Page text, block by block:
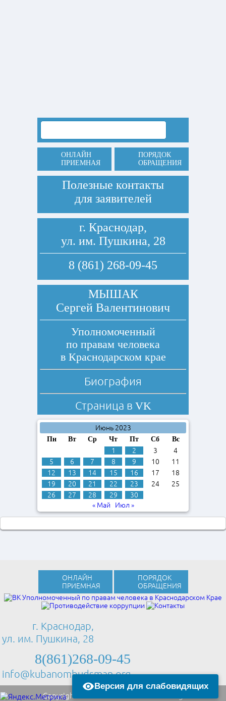
ОНЛАЙН
ПРИЕМНАЯ
ПОРЯДОК
ОБРАЩЕНИЯ
Полезные контакты
для заявителей
г. Краснодар,
ул. им. Пушкина, 28
8 (861) 268-09-45
МЫШАК
Сергей Валентинович
Уполномоченный
по правам человека
в Краснодарском крае
Биография
Страница в VK
Июнь 2023
Пн Вт Ср Чт Пт Сб Вс
1 2 3
4
5
6 7 8 9 10
11
12
13 14 15 16 17
18
19
20 21 22 23 24
25
26
27 28 29
30
« Май
Июл »
ОНЛАЙН
ПРИЕМНАЯ
ПОРЯДОК
ОБРАЩЕНИЯ
г. Краснодар,
ул. им. Пушкина, 28
8(861)268-09-45
info@kubanombudsman.org
Copyright © 2013 Kubanombudsman.org
Версия для слабовидящих